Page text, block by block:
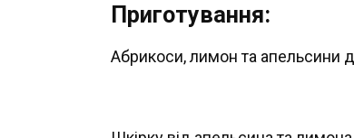
Приготування:
Абрикоси, лимон та апельсини